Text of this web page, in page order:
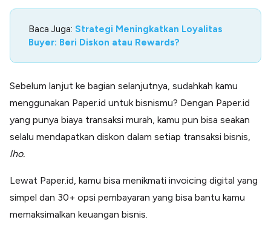
Baca Juga: Strategi Meningkatkan Loyalitas
Buyer: Beri Diskon atau Rewards?
Sebelum lanjut ke bagian selanjutnya, sudahkah kamu
menggunakan Paper.id untuk bisnismu? Dengan Paper.id
yang punya biaya transaksi murah, kamu pun bisa seakan
selalu mendapatkan diskon dalam setiap transaksi bisnis,
lho.
Lewat Paper.id, kamu bisa menikmati invoicing digital yang
simpel dan 30+ opsi pembayaran yang bisa bantu kamu
memaksimalkan keuangan bisnis.